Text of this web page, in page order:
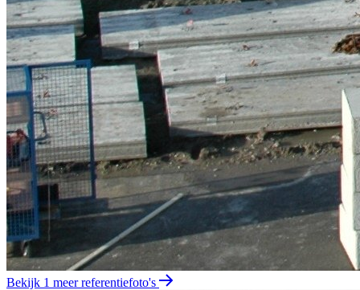
Bekijk 1 meer referentiefoto's